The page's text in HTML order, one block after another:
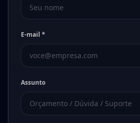
E-mail *
Assunto